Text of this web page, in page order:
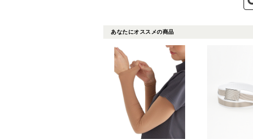
あなたにオススメの商品